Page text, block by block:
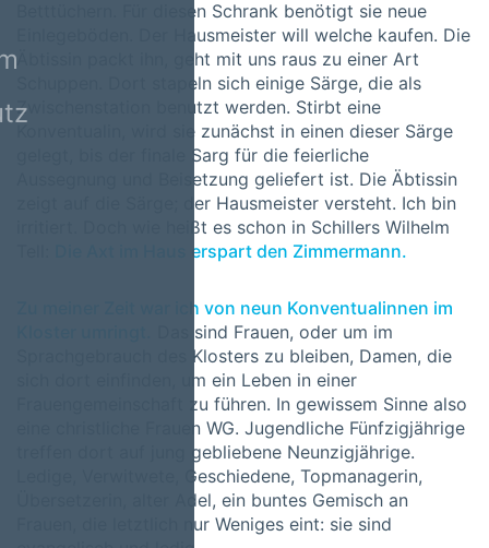
Betttüchern. Für diesen Schrank benötigt sie neue
Einlegeböden. Der Hausmeister will welche kaufen. Die
Äbtissin packt ihn, geht mit uns raus zu einer Art
Schuppen. Dort stapeln sich einige Särge, die als
Zwischenstation benutzt werden. Stirbt eine
Konventualin, wird sie zunächst in einen dieser Särge
gelegt, bis der finale Sarg für die feierliche
Aussegnung und Beisetzung geliefert ist. Die Äbtissin
zeigt auf die Särge; der Hausmeister versteht. Ich bin
irritiert. Doch wie heißt es schon in Schillers Wilhelm
Die Axt im Haus erspart den Zimmermann.
Zu meiner Zeit war ich von neun Konventualinnen im
Das sind Frauen, oder um im
Sprachgebrauch des Klosters zu bleiben, Damen, die
sich dort einfinden, um ein Leben in einer
Frauengemeinschaft zu führen. In gewissem Sinne also
eine christliche Frauen WG. Jugendliche Fünfzigjährige
treffen dort auf jung gebliebene Neunzigjährige.
Ledige, Verwitwete, Geschiedene, Topmanagerin,
Übersetzerin, alter Adel, ein buntes Gemisch an
Frauen, die letztlich nur Weniges eint: sie sind